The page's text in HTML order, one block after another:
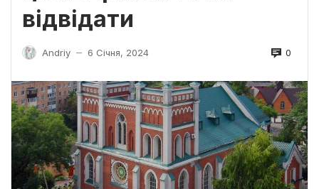
відвідати
Andriy — 6 Січня, 2024 0